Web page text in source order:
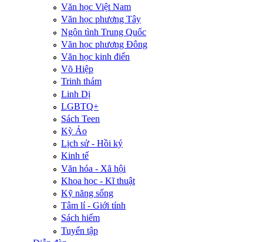
Văn học Việt Nam
Văn học phương Tây
Ngôn tình Trung Quốc
Văn học phương Đông
Văn học kinh điển
Võ Hiệp
Trinh thám
Linh Dị
LGBTQ+
Sách Teen
Kỳ Ảo
Lịch sử - Hồi ký
Kinh tế
Văn hóa - Xã hội
Khoa học - Kĩ thuật
Kỹ năng sống
Tâm lí - Giới tính
Sách hiếm
Tuyển tập